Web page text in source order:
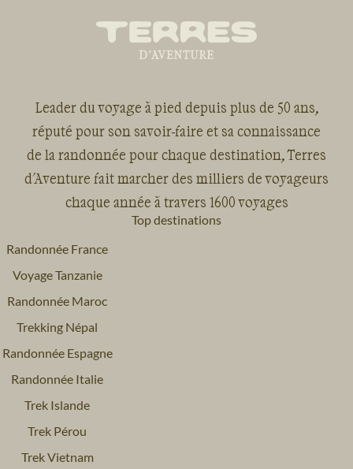
Leader du voyage à pied depuis plus de 50 ans,
réputé pour son savoir-faire et sa connaissance
de la randonnée pour chaque destination, Terres
d'Aventure fait marcher des milliers de voyageurs
chaque année à travers 1600 voyages
Top destinations
Randonnée France
Voyage Tanzanie
Randonnée Maroc
Trekking Népal
Randonnée Espagne
Randonnée Italie
Trek Islande
Trek Pérou
Trek Vietnam